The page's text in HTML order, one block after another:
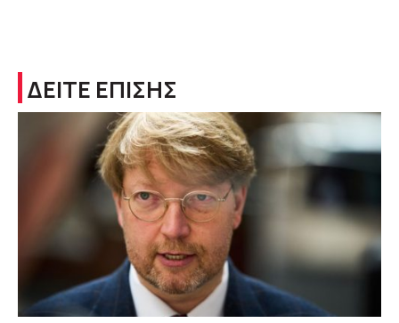
ΔΕΙΤΕ ΕΠΙΣΗΣ